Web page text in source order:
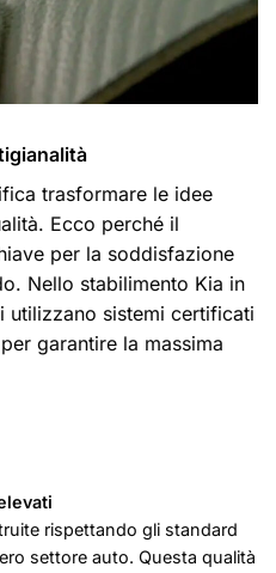
trasformare le idee
Ecco perché il
per la soddisfazione
Nello stabilimento Kia in
utilizzano sistemi certificati
garantire la massima
rispettando gli standard
settore auto. Questa qualità